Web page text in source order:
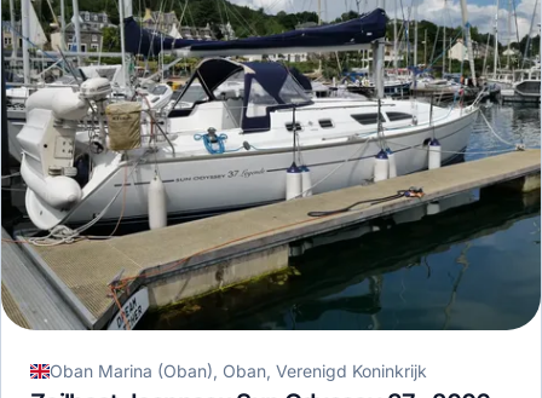
Oban Marina (Oban), Oban, Verenigd Koninkrijk